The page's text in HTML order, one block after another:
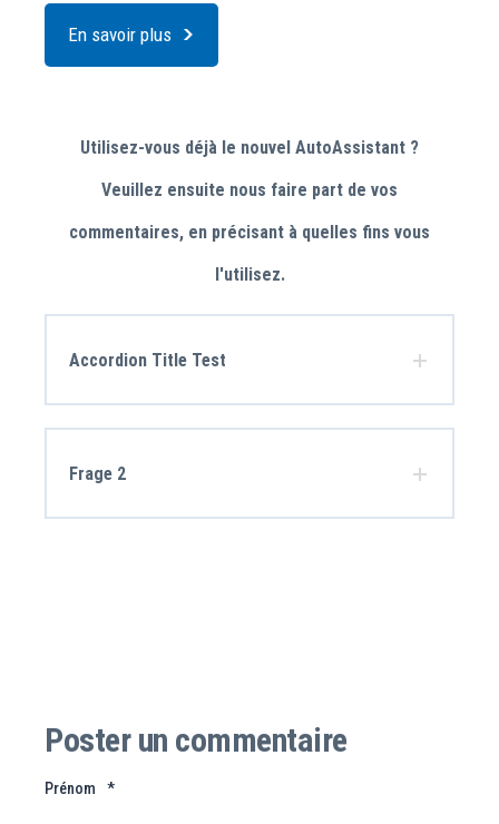
En savoir plus
Utilisez-vous déjà le nouvel AutoAssistant ?
Veuillez ensuite nous faire part de vos
commentaires, en précisant à quelles fins vous
l'utilisez.
Accordion Title Test
Frage 2
Poster un commentaire
Prénom *